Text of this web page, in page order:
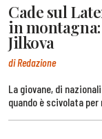
Cade sul
in
Jilkova
di Redazione
La giovane, di
quando è scivolata